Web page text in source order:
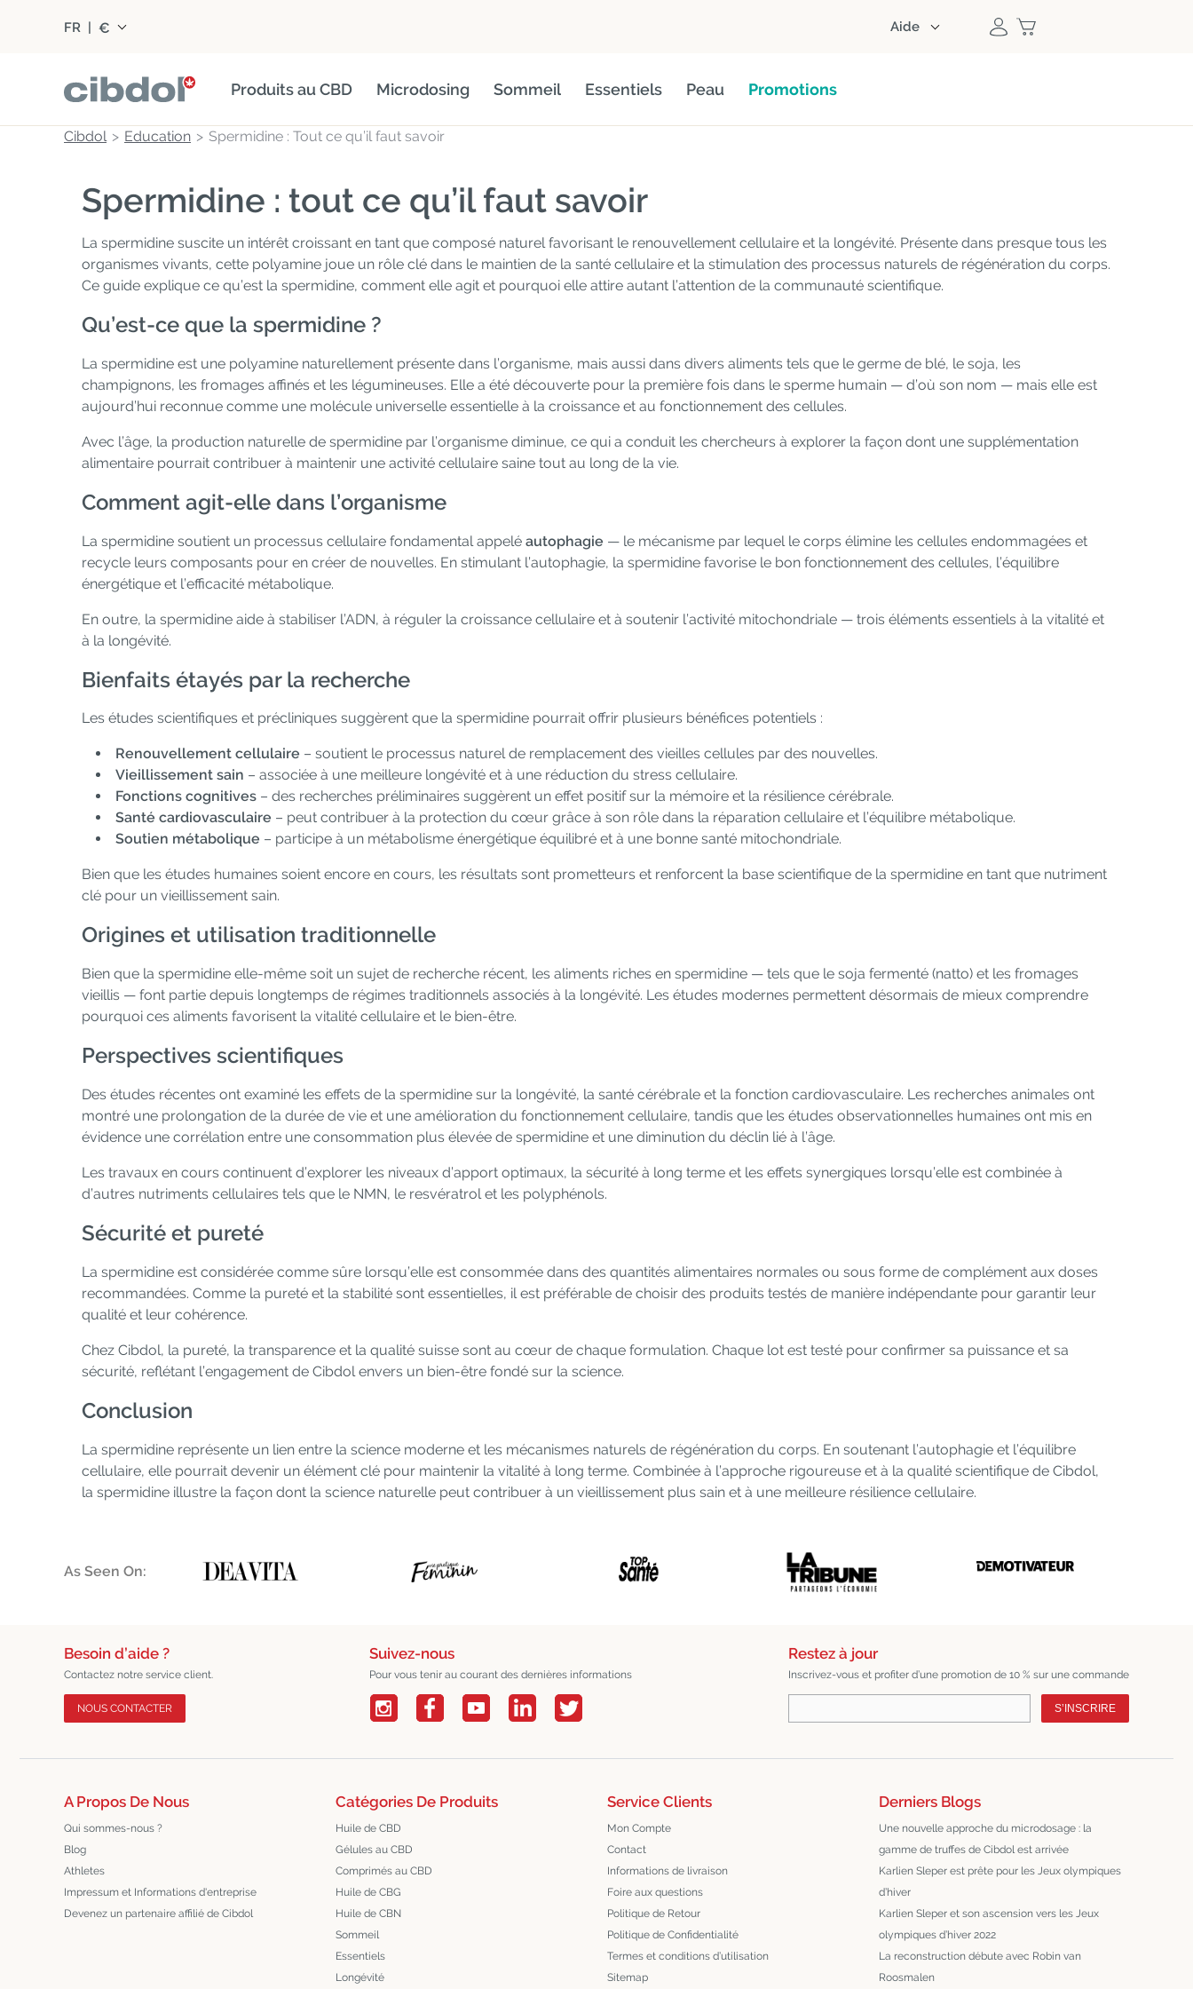
FR | € Aide
Produits au CBD Microdosing Sommeil Essentiels Peau Promotions
Cibdol Education Spermidine : Tout ce qu’il faut savoir
Spermidine : tout ce qu’il faut savoir
La spermidine suscite un intérêt croissant en tant que composé naturel favorisant le renouvellement cellulaire et la longévité. Présente dans presque tous les
organismes vivants, cette polyamine joue un rôle clé dans le maintien de la santé cellulaire et la stimulation des processus naturels de régénération du corps.
Ce guide explique ce qu’est la spermidine, comment elle agit et pourquoi elle attire autant l’attention de la communauté scientifique.
Qu’est-ce que la spermidine ?
La spermidine est une polyamine naturellement présente dans l’organisme, mais aussi dans divers aliments tels que le germe de blé, le soja, les
champignons, les fromages affinés et les légumineuses. Elle a été découverte pour la première fois dans le sperme humain — d’où son nom — mais elle est
aujourd’hui reconnue comme une molécule universelle essentielle à la croissance et au fonctionnement des cellules.
Avec l’âge, la production naturelle de spermidine par l’organisme diminue, ce qui a conduit les chercheurs à explorer la façon dont une supplémentation
alimentaire pourrait contribuer à maintenir une activité cellulaire saine tout au long de la vie.
Comment agit-elle dans l’organisme
La spermidine soutient un processus cellulaire fondamental appelé autophagie — le mécanisme par lequel le corps élimine les cellules endommagées et
recycle leurs composants pour en créer de nouvelles. En stimulant l’autophagie, la spermidine favorise le bon fonctionnement des cellules, l’équilibre
énergétique et l’efficacité métabolique.
En outre, la spermidine aide à stabiliser l’ADN, à réguler la croissance cellulaire et à soutenir l’activité mitochondriale — trois éléments essentiels à la vitalité et
à la longévité.
Bienfaits étayés par la recherche
Les études scientifiques et précliniques suggèrent que la spermidine pourrait offrir plusieurs bénéfices potentiels :
Renouvellement cellulaire – soutient le processus naturel de remplacement des vieilles cellules par des nouvelles.
Vieillissement sain – associée à une meilleure longévité et à une réduction du stress cellulaire.
Fonctions cognitives – des recherches préliminaires suggèrent un effet positif sur la mémoire et la résilience cérébrale.
Santé cardiovasculaire – peut contribuer à la protection du cœur grâce à son rôle dans la réparation cellulaire et l’équilibre métabolique.
Soutien métabolique – participe à un métabolisme énergétique équilibré et à une bonne santé mitochondriale.
Bien que les études humaines soient encore en cours, les résultats sont prometteurs et renforcent la base scientifique de la spermidine en tant que nutriment
clé pour un vieillissement sain.
Origines et utilisation traditionnelle
Bien que la spermidine elle-même soit un sujet de recherche récent, les aliments riches en spermidine — tels que le soja fermenté (natto) et les fromages
vieillis — font partie depuis longtemps de régimes traditionnels associés à la longévité. Les études modernes permettent désormais de mieux comprendre
pourquoi ces aliments favorisent la vitalité cellulaire et le bien-être.
Perspectives scientifiques
Des études récentes ont examiné les effets de la spermidine sur la longévité, la santé cérébrale et la fonction cardiovasculaire. Les recherches animales ont
montré une prolongation de la durée de vie et une amélioration du fonctionnement cellulaire, tandis que les études observationnelles humaines ont mis en
évidence une corrélation entre une consommation plus élevée de spermidine et une diminution du déclin lié à l’âge.
Les travaux en cours continuent d’explorer les niveaux d’apport optimaux, la sécurité à long terme et les effets synergiques lorsqu’elle est combinée à
d’autres nutriments cellulaires tels que le NMN, le resvératrol et les polyphénols.
Sécurité et pureté
La spermidine est considérée comme sûre lorsqu’elle est consommée dans des quantités alimentaires normales ou sous forme de complément aux doses
recommandées. Comme la pureté et la stabilité sont essentielles, il est préférable de choisir des produits testés de manière indépendante pour garantir leur
qualité et leur cohérence.
Chez Cibdol, la pureté, la transparence et la qualité suisse sont au cœur de chaque formulation. Chaque lot est testé pour confirmer sa puissance et sa
sécurité, reflétant l’engagement de Cibdol envers un bien-être fondé sur la science.
Conclusion
La spermidine représente un lien entre la science moderne et les mécanismes naturels de régénération du corps. En soutenant l’autophagie et l’équilibre
cellulaire, elle pourrait devenir un élément clé pour maintenir la vitalité à long terme. Combinée à l’approche rigoureuse et à la qualité scientifique de Cibdol,
la spermidine illustre la façon dont la science naturelle peut contribuer à un vieillissement plus sain et à une meilleure résilience cellulaire.
As Seen On:
Besoin d’aide ?
Contactez notre service client.
NOUS CONTACTER
Suivez-nous
Pour vous tenir au courant des dernières informations
Restez à jour
Inscrivez-vous et profiter d’une promotion de 10 % sur une commande
S’INSCRIRE
A Propos De Nous
Qui sommes-nous ?
Blog
Athletes
Impressum et Informations d'entreprise
Devenez un partenaire affilié de Cibdol
Catégories De Produits
Huile de CBD
Gélules au CBD
Comprimés au CBD
Huile de CBG
Huile de CBN
Sommeil
Essentiels
Longévité
Service Clients
Mon Compte
Contact
Informations de livraison
Foire aux questions
Politique de Retour
Politique de Confidentialité
Termes et conditions d’utilisation
Sitemap
Derniers Blogs
Une nouvelle approche du microdosage : la
gamme de truffes de Cibdol est arrivée
Karlien Sleper est prête pour les Jeux olympiques
d’hiver
Karlien Sleper et son ascension vers les Jeux
olympiques d’hiver 2022
La reconstruction débute avec Robin van
Roosmalen